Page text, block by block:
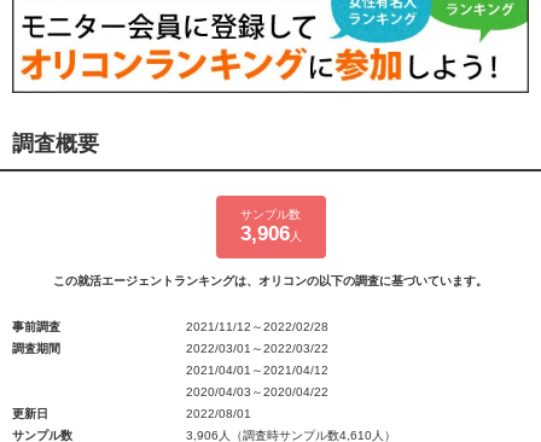
調査概要
サンプル数
3,906人
この就活エージェントランキングは、オリコンの以下の調査に基づいています。
事前調査
2021/11/12～2022/02/28
調査期間
2022/03/01～2022/03/22
2021/04/01～2021/04/12
2020/04/03～2020/04/22
更新日
2022/08/01
サンプル数
3,906人（調査時サンプル数4,610人）